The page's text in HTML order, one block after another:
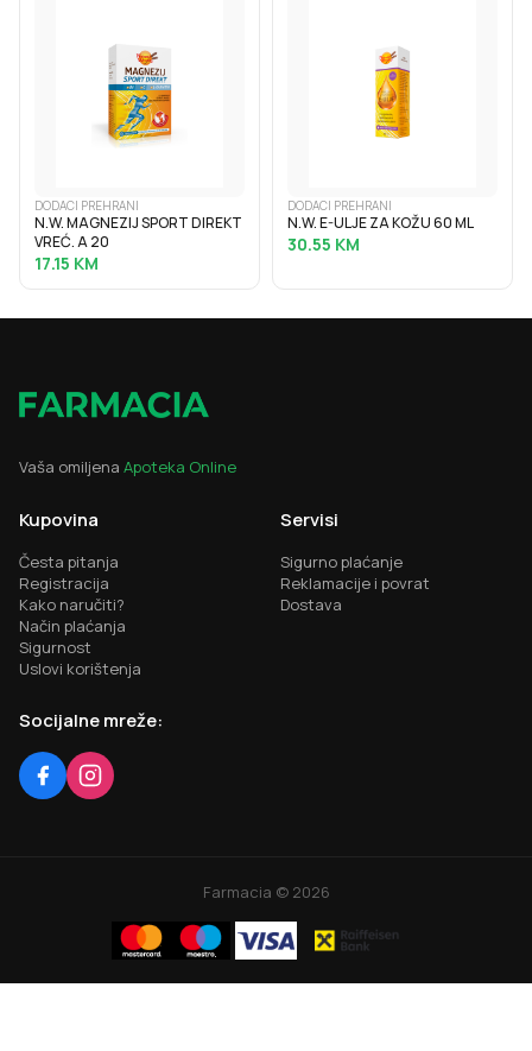
DODACI PREHRANI
N.W. MAGNEZIJ SPORT DIREKT
VREĆ. A 20
17.15 KM
DODACI PREHRANI
N.W. E-ULJE ZA KOŽU 60 ML
30.55 KM
Vaša omiljena Apoteka Online
Kupovina
Česta pitanja
Registracija
Kako naručiti?
Način plaćanja
Sigurnost
Uslovi korištenja
Servisi
Sigurno plaćanje
Reklamacije i povrat
Dostava
Socijalne mreže:
Farmacia © 2026